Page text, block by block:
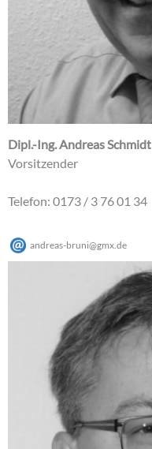
Dipl.-Ing. Andreas Schmidt
Vorsitzender
Telefon: 0173 / 3 76 01 34
andreas-bruni@gmx de